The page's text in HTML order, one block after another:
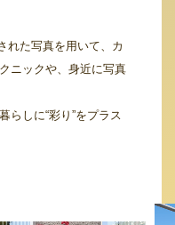
れた写真を用いて、カ
ニックや、身近に写真
らしに“彩り”をプラス